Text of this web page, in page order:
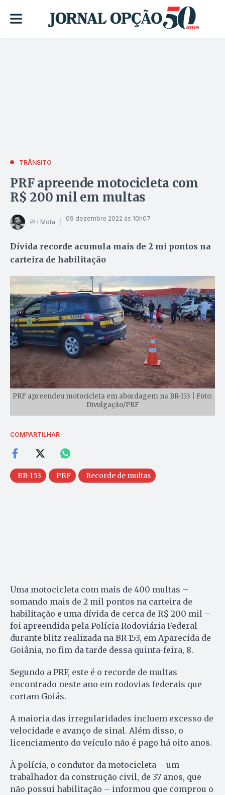
TRÂNSITO
PRF apreende motocicleta com
R$ 200 mil em multas
PH Mota 09 dezembro 2022 às 10h07
Dívida recorde acumula mais de 2 mi pontos na
carteira de habilitação
PRF apreendeu motocicleta em abordagem na BR-153 | Foto:
Divulgação/PRF
COMPARTILHAR
BR-153 PRF Recorde de multas
Uma motocicleta com mais de 400 multas –
somando mais de 2 mil pontos na carteira de
habilitação e uma dívida de cerca de R$ 200 mil –
foi apreendida pela Polícia Rodoviária Federal
durante blitz realizada na BR-153, em Aparecida de
Goiânia, no fim da tarde dessa quinta-feira, 8.
Segundo a PRF, este é o recorde de multas
encontrado neste ano em rodovias federais que
cortam Goiás.
A maioria das irregularidades incluem excesso de
velocidade e avanço de sinal. Além disso, o
licenciamento do veículo não é pago há oito anos.
À polícia, o condutor da motocicleta – um
trabalhador da construção civil, de 37 anos, que
não possui habilitação – informou que comprou o